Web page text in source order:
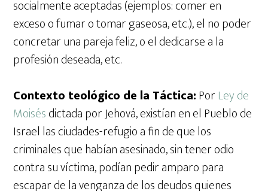
socialmente aceptadas (ejemplos: comer en
exceso o fumar o tomar gaseosa, etc.), el no poder
concretar una pareja feliz, o el dedicarse a la
profesión deseada, etc.
Contexto teológico de la Táctica:PorLey de
Moisésdictada por Jehová, existían en el Pueblo de
Israel las ciudades-refugio a fin de que los
criminales que habían asesinado, sin tener odio
contra su víctima, podían pedir amparo para
escapar de la venganza de los deudos quienes